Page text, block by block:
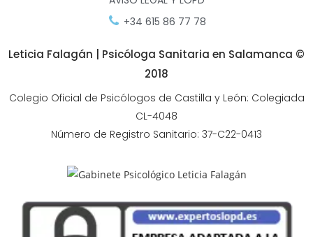
+34 615 86 77 78
Leticia Falagán | Psicóloga Sanitaria en Salamanca ©
2018
Colegio Oficial de Psicólogos de Castilla y León: Colegiada
CL-4048
Número de Registro Sanitario: 37-C22-0413